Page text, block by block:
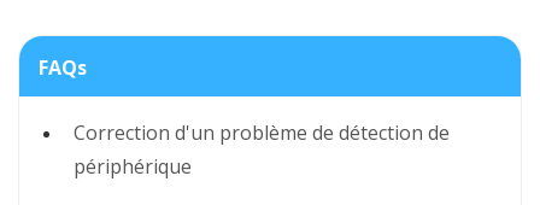
FAQs
Correction d'un problème de détection de
périphérique